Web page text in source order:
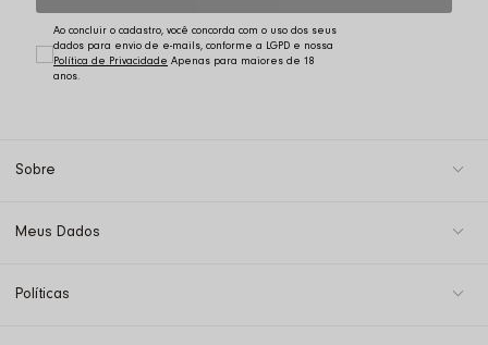
Ao concluir o cadastro, você concorda com o uso dos seus
dados para envio de e-mails, conforme a LGPD e nossa
Política de Privacidade
Sobre
Meus Dados
Políticas